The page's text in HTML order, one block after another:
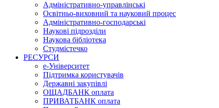
Адміністративно-управлінські
Освітньо-виховний та науковий процес
Адміністративно-господарські
Наукові підрозділи
Наукова бібліотека
Студмістечко
РЕСУРСИ
е-Університет
Підтримка користувачів
Державні закупівлі
ОЩАДБАНК оплата
ПРИВАТБАНК оплата